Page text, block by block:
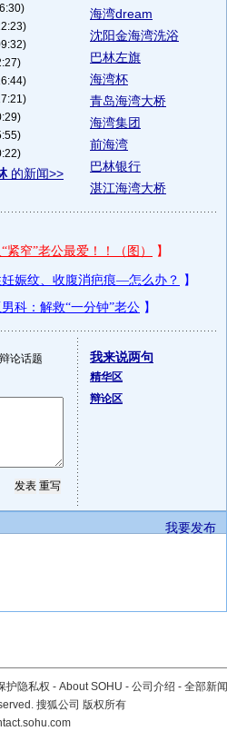
的新闻>>
海湾dream
沈阳金海湾洗浴
巴林左旗
海湾杯
青岛海湾大桥
海湾集团
前海湾
巴林银行
湛江海湾大桥
论话题 我来说两句
精华区
辩论区
我要发布
护隐私权 - About SOHU - 公司介绍 - 全部新闻
搜狐公司 版权所有